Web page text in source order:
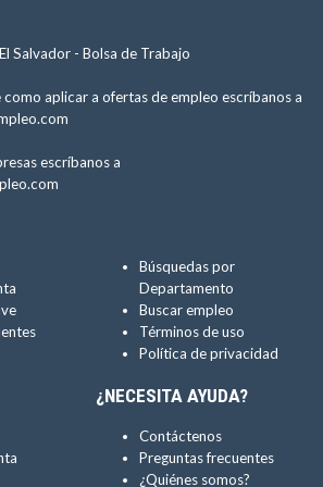
Salvador - Bolsa de Trabajo
aplicar a ofertas de empleo escríbanos a
escríbanos a
Búsquedas por
Departamento
Buscar empleo
Términos de uso
Política de privacidad
¿NECESITA AYUDA?
Contáctenos
Preguntas frecuentes
¿Quiénes somos?